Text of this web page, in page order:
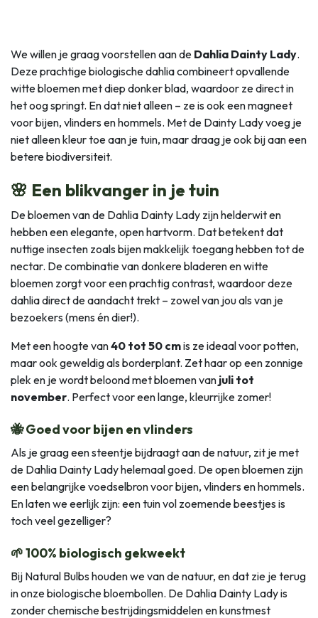
We willen je graag voorstellen aan de Dahlia Dainty Lady.
Deze prachtige biologische dahlia combineert opvallende
witte bloemen met diep donker blad, waardoor ze direct in
het oog springt. En dat niet alleen – ze is ook een magneet
voor bijen, vlinders en hommels. Met de Dainty Lady voeg je
niet alleen kleur toe aan je tuin, maar draag je ook bij aan een
betere biodiversiteit.
🌸 Een blikvanger in je tuin
De bloemen van de Dahlia Dainty Lady zijn helderwit en
hebben een elegante, open hartvorm. Dat betekent dat
nuttige insecten zoals bijen makkelijk toegang hebben tot de
nectar. De combinatie van donkere bladeren en witte
bloemen zorgt voor een prachtig contrast, waardoor deze
dahlia direct de aandacht trekt – zowel van jou als van je
bezoekers (mens én dier!).
Met een hoogte van40 tot 50 cmis ze ideaal voor potten,
maar ook geweldig als borderplant. Zet haar op een zonnige
plek en je wordt beloond met bloemen van juli tot
november. Perfect voor een lange, kleurrijke zomer!
🐝 Goed voor bijen en vlinders
Als je graag een steentje bijdraagt aan de natuur, zit je met
de Dahlia Dainty Lady helemaal goed. De open bloemen zijn
een belangrijke voedselbron voor bijen, vlinders en hommels.
En laten we eerlijk zijn: een tuin vol zoemende beestjes is
toch veel gezelliger?
🌱 100% biologisch gekweekt
Bij Natural Bulbs houden we van de natuur, en dat zie je terug
in onze biologische bloembollen. De Dahlia Dainty Lady is
zonder chemische bestrijdingsmiddelen en kunstmest